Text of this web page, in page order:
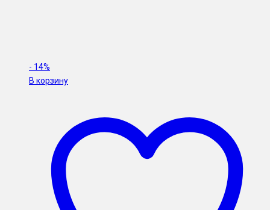
- 14%
В корзину